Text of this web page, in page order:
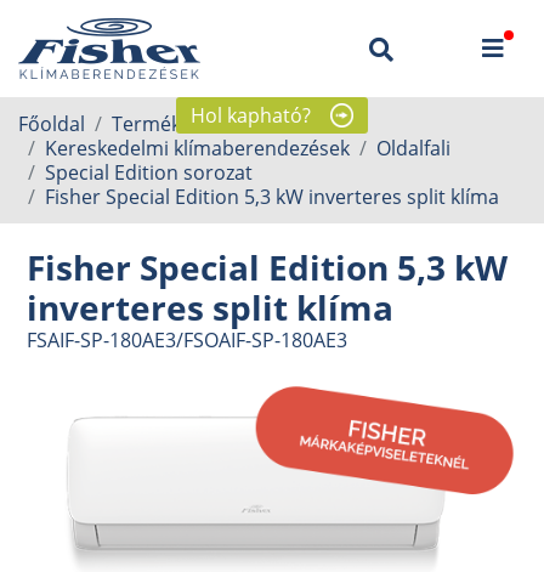
Hol kapható?
Főoldal
Termékek
Kereskedelmi klímaberendezések
Oldalfali
Special Edition sorozat
Fisher Special Edition 5,3 kW inverteres split klíma
Fisher Special Edition 5,3 kW
inverteres split klíma
FSAIF-SP-180AE3/FSOAIF-SP-180AE3